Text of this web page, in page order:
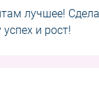
лучшее!
и рост!